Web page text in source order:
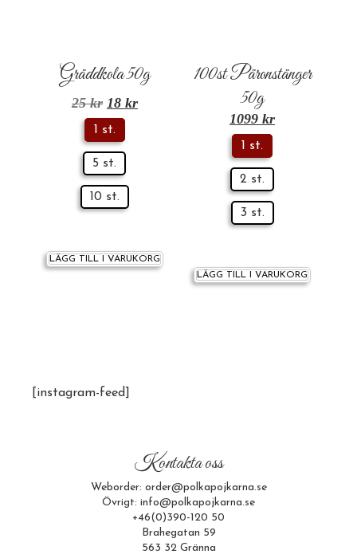
Gräddkola 50g
25kr 18 kr
1 st.
5 st.
10 st.
LÄGG TILL I VARUKORG
100st Päronstänger
50g
1099kr
1 st.
2 st.
3 st.
LÄGG TILL I VARUKORG
[instagram-feed]
Kontakta oss
Weborder: order@polkapojkarna.se
Övrigt: info@polkapojkarna.se
+46(0)390-120 50
Brahegatan 59
563 32 Gränna